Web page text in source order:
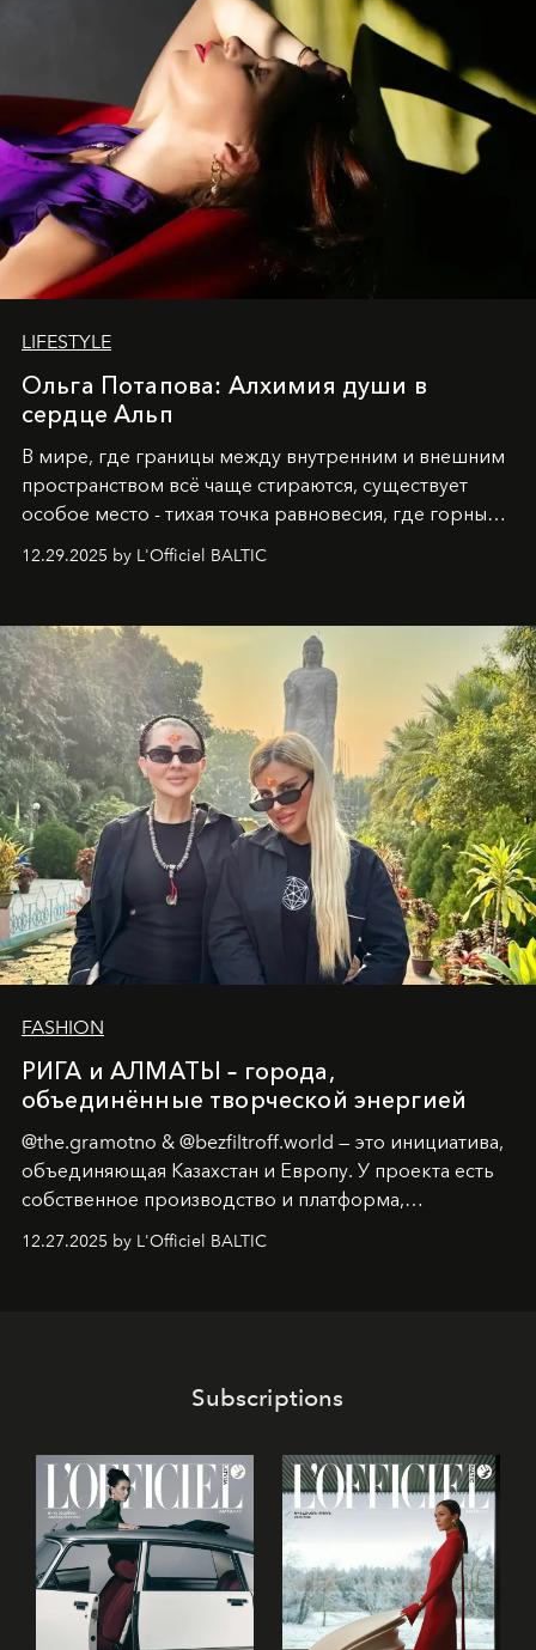
LIFESTYLE
Ольга Потапова: Алхимия души в
сердце Альп
В мире, где границы между внутренним и внешним
пространством всё чаще стираются, существует
особое место - тихая точка равновесия, где горные
глубинами человеческой души. Здесь, на стыке
Ольга Потапова - женщина, чей путь от поиска
истины превратился в искусство превращения
человеческих кризисов в возможности для
возрождения.
12.29.2025 by L'Officiel BALTIC
FASHION
РИГА и АЛМАТЫ – города,
объединённые творческой энергией
@the.gramotno & @bezfiltroff.world — это инициатива,
объединяющая Казахстан и Европу. У проекта есть
собственное производство и платформа,
решения для дизайнеров и молодых брендов.
12.27.2025 by L'Officiel BALTIC
Subscriptions